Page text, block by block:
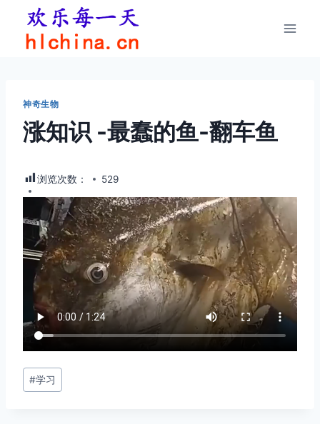
神奇生物
涨知识 -最蠢的鱼-翻车鱼
浏览次数： 529
文
章
#学习